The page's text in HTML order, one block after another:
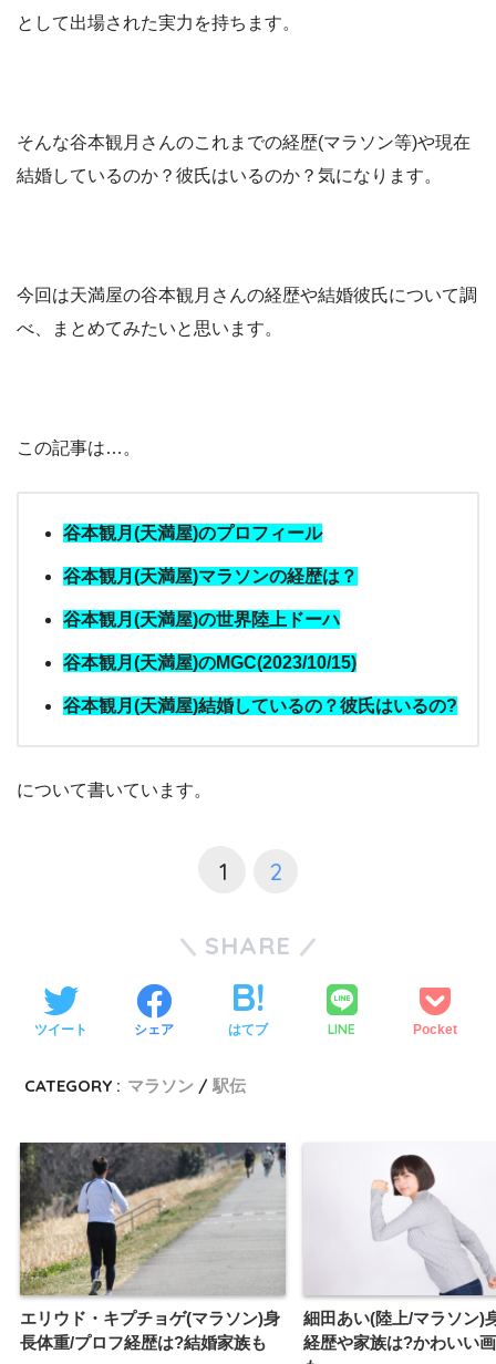
として出場された実力を持ちます。
そんな谷本観月さんのこれまでの経歴(マラソン等)や現在
結婚しているのか？彼氏はいるのか？気になります。
今回は天満屋の谷本観月さんの経歴や結婚彼氏について調
べ、まとめてみたいと思います。
この記事は…。
谷本観月(天満屋)のプロフィール
谷本観月(天満屋)マラソンの経歴は？
谷本観月(天満屋)の世界陸上ドーハ
谷本観月(天満屋)のMGC(2023/10/15)
谷本観月(天満屋)結婚しているの？彼氏はいるの?
について書いています。
1 2
SHARE
ツイート シェア はてブ LINE Pocket
CATEGORY : マラソン 駅伝
エリウド・キプチョゲ(マラソン)身
長体重/プロフ経歴は?結婚家族も
細田あい(陸上/マラソン)
経歴や家族は?かわいい